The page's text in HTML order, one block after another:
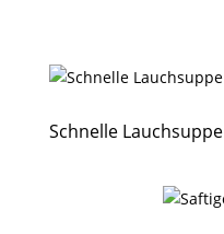
Schnelle Lauchsuppe